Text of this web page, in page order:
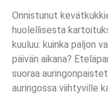
Onnistunut
huolellisesta
kuuluu: kuinka paljon
päivän aikana?
suoraa
auringossa viihtyville